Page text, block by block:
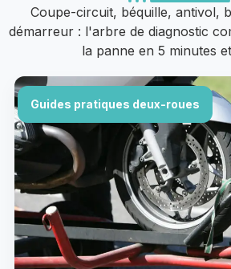
Coupe-circuit, béquille, antivol,
démarreur : l'arbre de diagnostic
la panne en 5 minutes
Guides pratiques deux-roues